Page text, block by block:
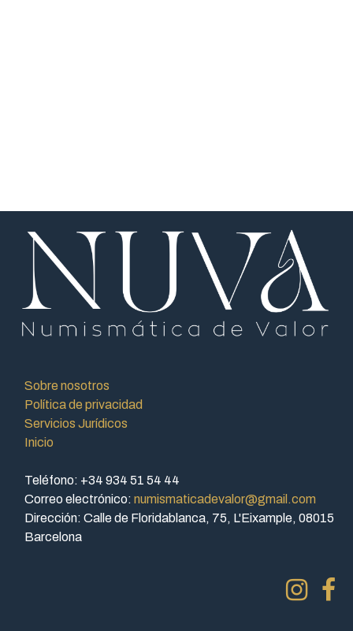
Sobre nosotros
Política de privacidad
Servicios Jurídicos
Inicio
Teléfono: +34 934 51 54 44
Correo electrónico: numismaticadevalor@gmail.com
Dirección: Calle de Floridablanca, 75, L'Eixample, 08015
Barcelona